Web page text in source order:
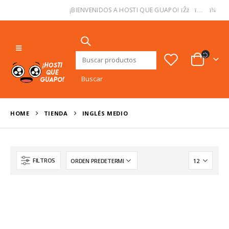
¡BIENVENIDOS A HOSTI QUE GUAPO!
Buscar:
HOME TIENDA ‎INGLÉS MEDIO
FILTROS